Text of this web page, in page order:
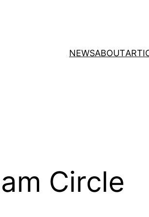
NEWSABOUT
Circle